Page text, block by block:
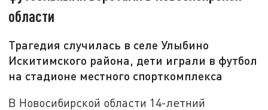
области
Трагедия случилась в селе Улыбино
Искитимского района, дети играли в футбол
на стадионе местного спорткомплекса
В Новосибирской области 14-летний